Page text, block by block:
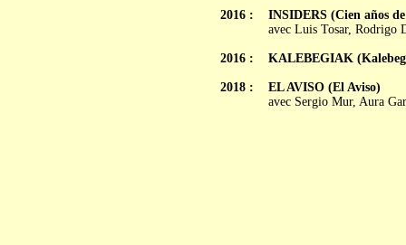
2016 :
2016 :
2018 :
INSIDERS (Cien años
avec Luis Tosar, Rodrigo
KALEBEGIAK
EL AVISO (El Aviso)
avec Sergio Mur, Aura